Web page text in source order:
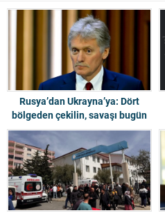
Rusya’dan Ukrayna’ya: Dört
bölgeden çekilin, savaşı bugün
bitirelim